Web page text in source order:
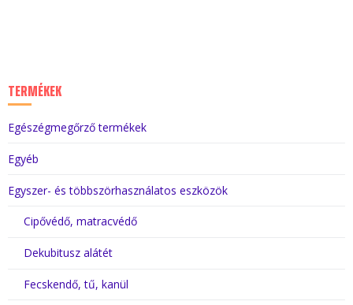
TERMÉKEK
Egészégmegőrző termékek
Egyéb
Egyszer- és többszörhasználatos eszközök
Cipővédő, matracvédő
Dekubitusz alátét
Fecskendő, tű, kanül